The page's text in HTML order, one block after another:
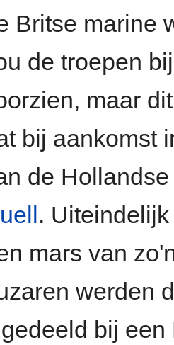
Britse marine
de troepen
maar
bij aankomst
de
.
mars van
werden
bij